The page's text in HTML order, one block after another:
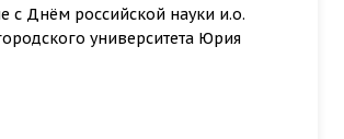
с Днём российской науки и.о.
университета Юрия